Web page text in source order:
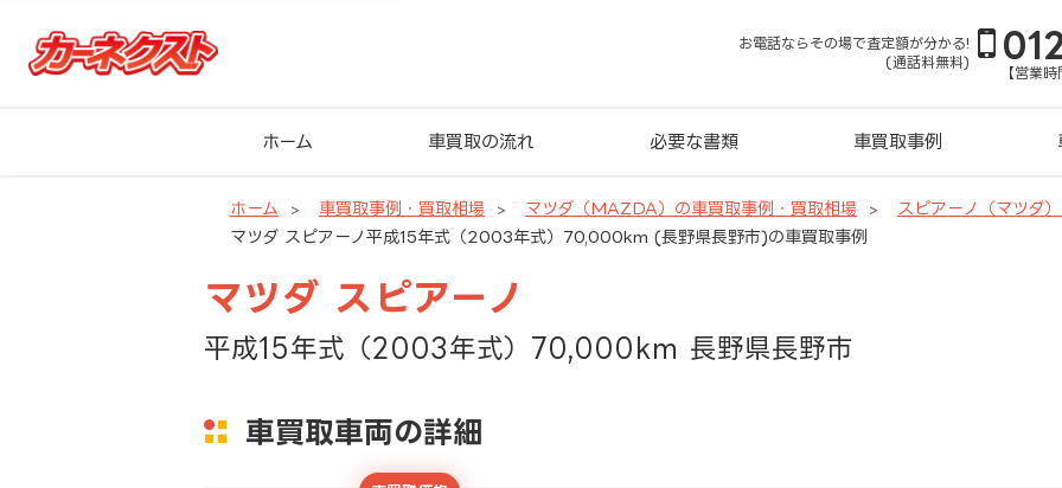
お電話ならその場で査定額が分かる!
(通話料無料)
【営業
ホーム 車買取の流れ 必要な書類 車買取事例
ホーム 車買取事例・買取相場 マツダ（MAZDA）の車買取事例・買取相場
スピアーノ（マツダ
マツダ スピアーノ平成15年式（2003年式）70,000km (長野県長野市)の車買取事例
マツダ スピアーノ
平成15年式（2003年式）70,000km 長野県長野市
車買取車両の詳細